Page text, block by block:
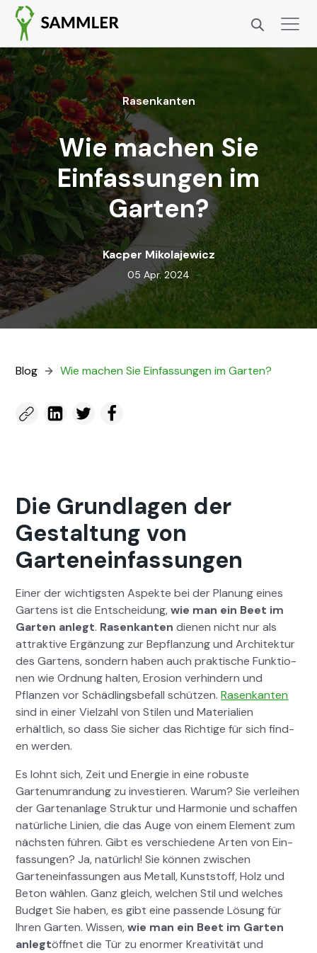
Rasenkan­ten
Wie machen Sie
Einfassungen im
Garten?
Kacper Miko­la­jew­icz
- 05 Apr. 2024 -
Blog Wie machen Sie Ein­fas­sun­gen im Garten?
Die Grundlagen der
Gestaltung von
Garteneinfassungen
Ein­er der wichtig­sten Aspek­te bei der Pla­nung eines
Gartens ist die Entschei­dung,wie man ein Beet im
Garten anlegt. Rasenkan­ten dienen nicht nur als
attrak­tive Ergänzung zur Bepflanzung und Architek­tur
des Gartens, son­dern haben auch prak­tis­che Funk­tio­
nen wie Ord­nung hal­ten, Ero­sion ver­hin­dern und
Pflanzen vor Schädlings­be­fall schützen.Rasenkan­ten
sind in ein­er Vielzahl von Stilen und Mate­ri­alien
erhältlich, so dass Sie sich­er das Richtige für sich find­
en wer­den.
Es lohnt sich, Zeit und Energie in eine robuste
Gartenum­ran­dung zu investieren. Warum? Sie ver­lei­hen
der Gar­te­nan­lage Struk­tur und Har­monie und schaf­fen
natür­liche Lin­ien, die das Auge von einem Ele­ment zum
näch­sten führen. Gibt es ver­schiedene Arten von Ein­
fas­sun­gen? Ja, natür­lich! Sie kön­nen zwis­chen
Gartene­in­fas­sun­gen aus Met­all, Kun­st­stoff, Holz und
Beton wählen. Ganz gle­ich, welchen Stil und welch­es
Bud­get Sie haben, es gibt eine passende Lösung für
Ihren Garten. Wis­sen,wie man ein Beet im Garten
anlegtöffnet die Tür zu enormer Kreativ­ität und